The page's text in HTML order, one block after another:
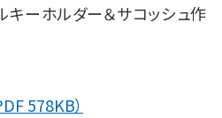
ーホルダー＆サコッシュ作
578KB）